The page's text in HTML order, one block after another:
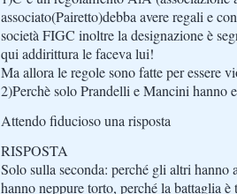
associato(Pairetto)debba avere regali e
società FIGC inoltre la designazione è
qui addirittura le faceva lui!
Ma allora le regole sono fatte per essere
2)Perchè solo Prandelli e Mancini hanno
Attendo fiducioso una risposta
RISPOSTA
Solo sulla seconda: perché gli altri hanno
hanno neppure torto, perché la battaglia è